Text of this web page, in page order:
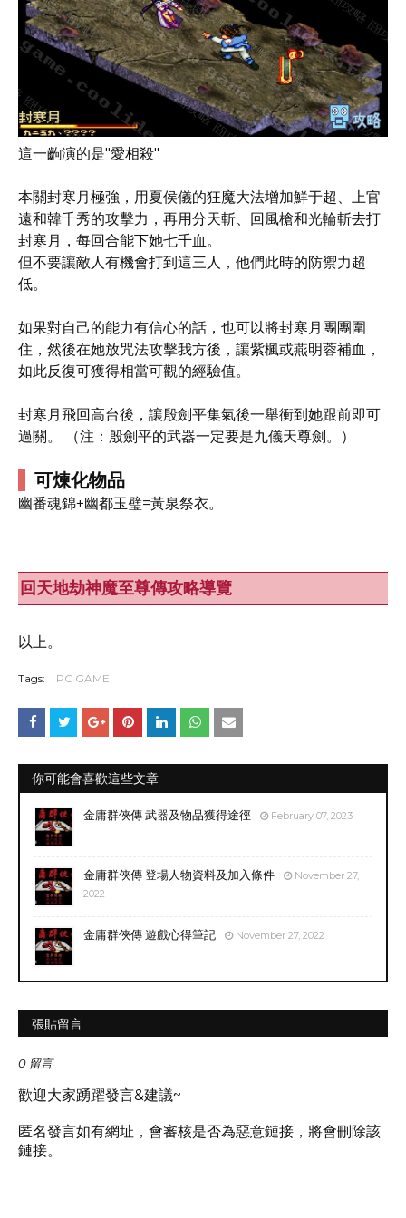
這一齣演的是"愛相殺"
本關封寒月極強，用夏侯儀的狂魔大法增加鮮于超、上官
遠和韓千秀的攻擊力，再用分天斬、回風槍和光輪斬去打
封寒月，每回合能下她七千血。
但不要讓敵人有機會打到這三人，他們此時的防禦力超
低。
如果對自己的能力有信心的話，也可以將封寒月團團圍
住，然後在她放咒法攻擊我方後，讓紫楓或燕明蓉補血，
如此反復可獲得相當可觀的經驗值。
封寒月飛回高台後，讓殷劍平集氣後一舉衝到她跟前即可
過關。 （注：殷劍平的武器一定要是九儀天尊劍。）
可煉化物品
幽番魂錦+幽都玉璧=黃泉祭衣。
回天地劫神魔至尊傳攻略導覽
以上。
Tags: PC GAME
你可能會喜歡這些文章
金庸群俠傳 武器及物品獲得途徑 February 07, 2023
金庸群俠傳 登場人物資料及加入條件
November 27,
2022
金庸群俠傳 遊戲心得筆記 November 27, 2022
張貼留言
0 留言
歡迎大家踴躍發言&建議~
匿名發言如有網址，會審核是否為惡意鏈接，將會刪除該
鏈接。